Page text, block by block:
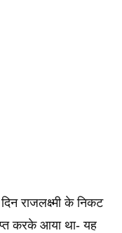
राजलक्ष्मी के निकट
करके आया था- यह